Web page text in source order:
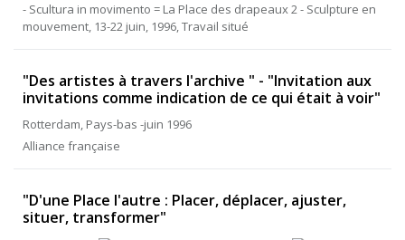
- Scultura in movimento = La Place des drapeaux 2 - Sculpture en
mouvement, 13-22 juin, 1996, Travail situé
"Des artistes à travers l'archive " - "Invitation aux
invitations comme indication de ce qui était à voir"
Rotterdam, Pays-bas -juin 1996
Alliance française
"D'une Place l'autre : Placer, déplacer, ajuster,
situer, transformer"